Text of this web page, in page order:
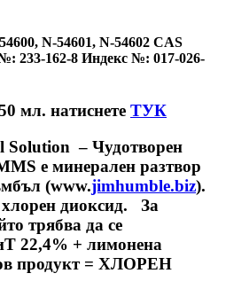
N-54601, N-54602 CAS
162-8 Индекс №: 017-026-
мл. натиснете ТУК
– Чудотворен
е минерален разтвор
(www.jimhumble.biz).
хлорен диоксид. За
трябва да се
22,4% + лимонена
продукт= ХЛОРЕН